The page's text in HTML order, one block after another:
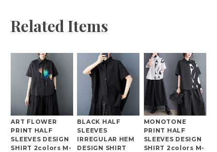
Related Items
ART FLOWER
PRINT HALF
SLEEVES DESIGN
SHIRT 2colors M-
BLACK HALF
SLEEVES
IRREGULAR HEM
DESIGN SHIRT
MONOTONE
PRINT HALF
SLEEVES DESIGN
SHIRT 2colors M-